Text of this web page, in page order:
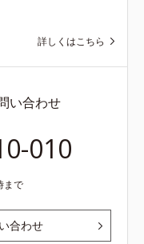
詳しくはこちら
い合わせ
010
まで
合わせ